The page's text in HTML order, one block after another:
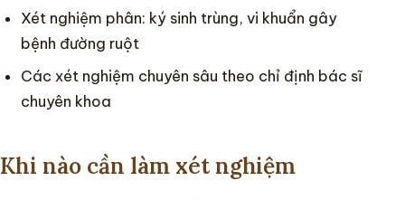
Xét nghiệm phân: ký sinh trùng, vi khuẩn gây
bệnh đường ruột
Các xét nghiệm chuyên sâu theo chỉ định bác sĩ
chuyên khoa
Khi nào cần làm xét nghiệm